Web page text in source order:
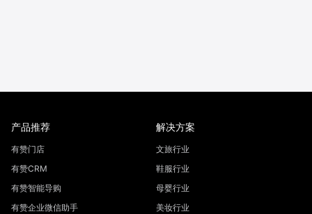
产品推荐
有赞门店
有赞CRM
有赞智能导购
有赞企业微信助手
解决方案
文旅行业
鞋服行业
母婴行业
美妆行业